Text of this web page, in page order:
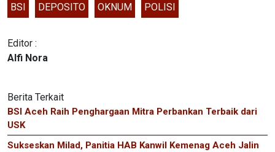
BSI
DEPOSITO OKNUM POLISI
Editor :
Alfi Nora
Berita Terkait
BSI Aceh Raih Penghargaan Mitra Perbankan Terbaik dari
USK
Sukseskan Milad, Panitia HAB Kanwil Kemenag Aceh Jalin